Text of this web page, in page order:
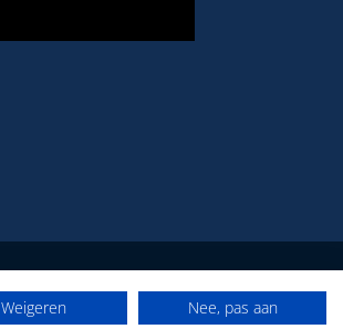
Weigeren Nee, pas aan